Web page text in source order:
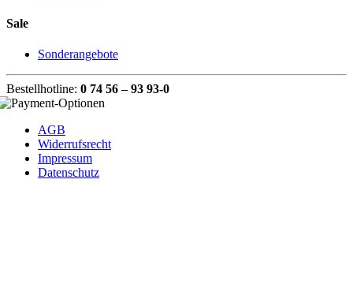
Sale
Sonderangebote
Bestellhotline: 0 74 56 – 93 93-0
AGB
Widerrufsrecht
Impressum
Datenschutz